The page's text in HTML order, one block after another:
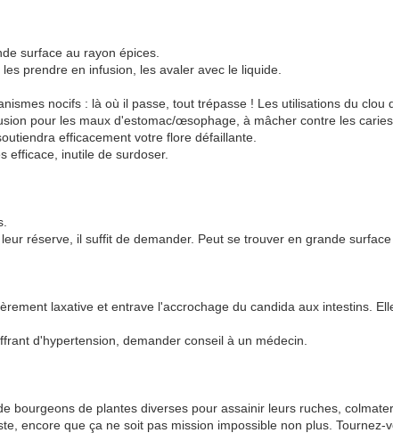
surface au rayon épices.
prendre en infusion, les avaler avec le liquide.
nocifs : là où il passe, tout trépasse ! Les utilisations du clou
pour les maux d'estomac/œsophage, à mâcher contre les
efficacement votre flore défaillante.
efficace, inutile de surdoser.
réserve, il suffit de demander. Peut se trouver en grande
laxative et entrave l'accrochage du candida aux intestins.
d'hypertension, demander conseil à un médecin.
bourgeons de plantes diverses pour assainir leurs ruches,
encore que ça ne soit pas mission impossible non plus. Tournez-